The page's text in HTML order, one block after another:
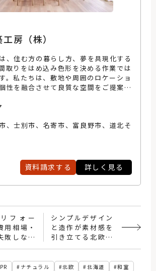
房（株）
、住む方の暮らし方、夢を具現化する
取りをはめ込み色形を決める作業では
。私たちは、敷地や周囲のロケーショ
性を融合させて良質な空間をご提案さ
を重ねることを何より大切にしており
、士別市、名寄市、富良野市、道北そ
資料請求する 詳しく見る
フォー
用相場・
敗しない
イントと
シンプルデザイン
と造作が素材感を
引き立てる北欧テ
イストの住まい
PR ナチュラル 北欧 北海道
和室